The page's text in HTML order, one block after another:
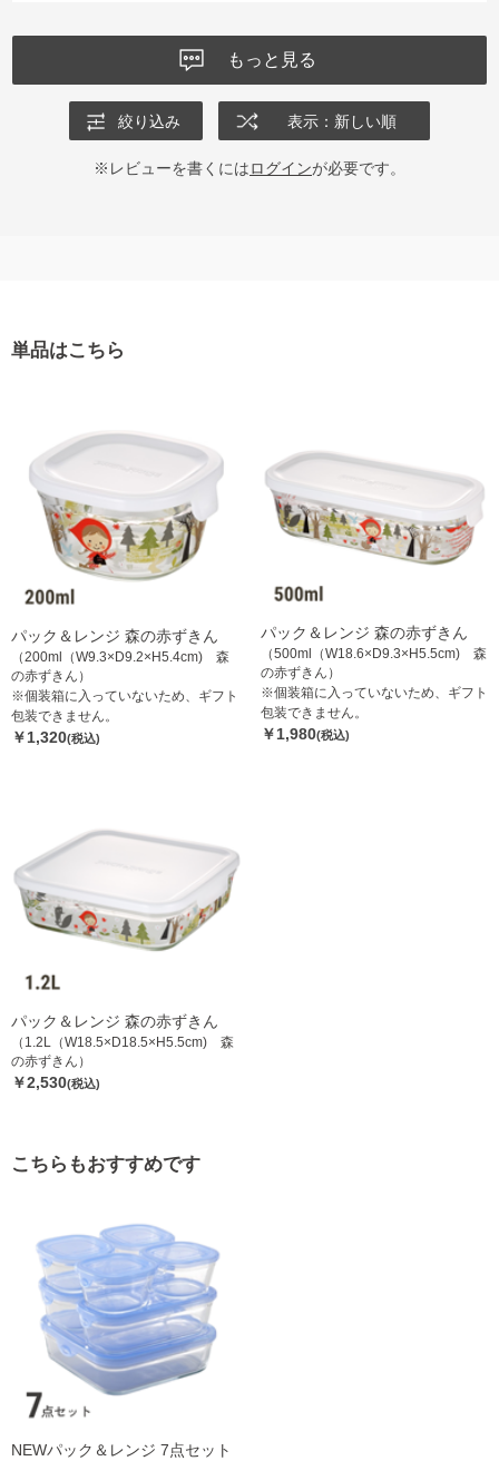
もっと見る
絞り込み 表示：新しい順
※レビューを書くにはログインが必要です。
単品はこちら
パック＆レンジ 森の赤ずきん
（200ml（W9.3×D9.2×H5.4cm) 森
の赤ずきん）
※個装箱に入っていないため、ギフト
包装できません。
￥1,320(税込)
パック＆レンジ 森の赤ずきん
（500ml（W18.6×D9.3×H5.5cm) 森
の赤ずきん）
※個装箱に入っていないため、ギフト
包装できません。
￥1,980(税込)
パック＆レンジ 森の赤ずきん
（1.2L（W18.5×D18.5×H5.5cm) 森
の赤ずきん）
￥2,530(税込)
こちらもおすすめです
NEWパック＆レンジ 7点セット